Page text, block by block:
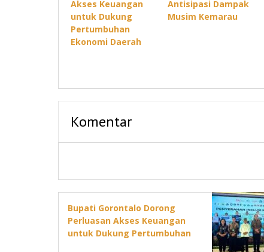
Akses Keuangan
untuk Dukung
Pertumbuhan
Ekonomi Daerah
Antisipasi Dampak
Musim Kemarau
Komentar
Bupati Gorontalo Dorong
Perluasan Akses Keuangan
untuk Dukung Pertumbuhan